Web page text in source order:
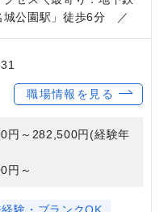
城公園駅」徒歩6分 ／
職場情報を見る
～282,500円(経験年
円～
験・ブランクOK